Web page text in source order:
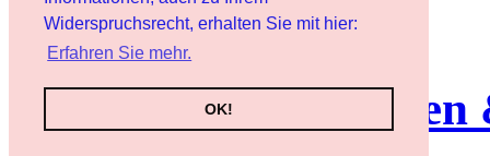
Widerspruchsrecht, erhalten Sie mit hier:
Erfahren Sie mehr.
OK!
Service